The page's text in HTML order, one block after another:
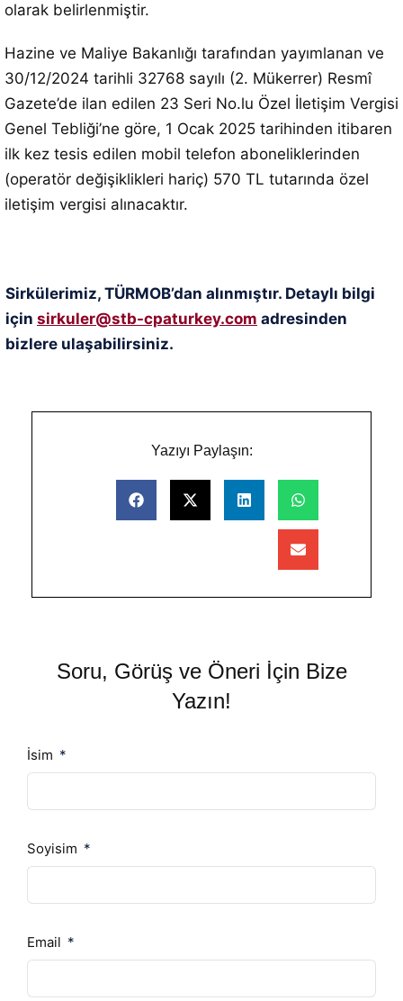
olarak belirlenmiştir.
Hazine ve Maliye Bakanlığı tarafından yayımlanan ve
30/12/2024 tarihli 32768 sayılı (2. Mükerrer) Resmî
Gazete’de ilan edilen 23 Seri No.lu Özel İletişim Vergisi
Genel Tebliği’ne göre, 1 Ocak 2025 tarihinden itibaren
ilk kez tesis edilen mobil telefon aboneliklerinden
(operatör değişiklikleri hariç) 570 TL tutarında özel
iletişim vergisi alınacaktır.
Sirkülerimiz, TÜRMOB’dan alınmıştır. Detaylı bilgi
için sirkuler@stb-cpaturkey.com adresinden
bizlere ulaşabilirsiniz.
Yazıyı Paylaşın:
Soru, Görüş ve Öneri İçin Bize
Yazın!
İsim
Soyisim
Email